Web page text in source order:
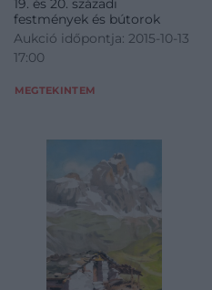
19. és 20. századi
festmények és bútorok
Aukció időpontja: 2015-10-13
17:00
MEGTEKINTEM